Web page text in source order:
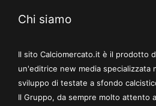
Chi siamo
Il sito Calciomercato.it è il prodotto
un'editrice new media specializzata
sviluppo di testate a sfondo
Il Gruppo, da sempre molto attento